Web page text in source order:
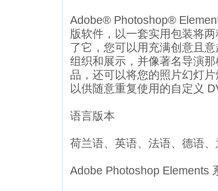
Adobe® Photoshop®
版软件，以一套实用包装将
了它，您可以用充满创意且
组织和展示，并像著名导演
品，还可以将您的照片幻灯
以供随意重复使用的自定义
语言版本
荷兰语、英语、法语、德语
Adobe Photoshop Elements